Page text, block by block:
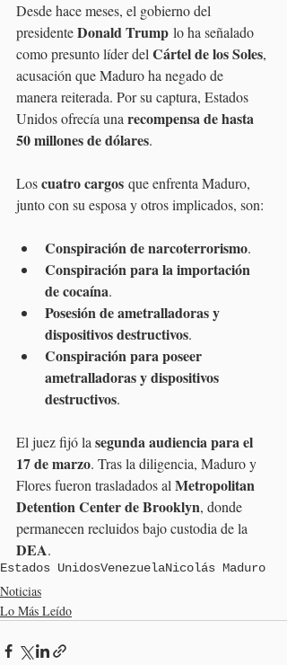
Desde hace meses, el gobierno del
presidente Donald Trump lo ha señalado
como presunto líder del Cártel de los Soles,
acusación que Maduro ha negado de
manera reiterada. Por su captura, Estados
Unidos ofrecía una recompensa de hasta
50 millones de dólares.
Los cuatro cargos que enfrenta Maduro,
junto con su esposa y otros implicados, son:
Conspiración de narcoterrorismo.
Conspiración para la importación
de cocaína.
Posesión de ametralladoras y
dispositivos destructivos.
Conspiración para poseer
ametralladoras y dispositivos
destructivos.
El juez fijó la segunda audiencia para el
17 de marzo. Tras la diligencia, Maduro y
Flores fueron trasladados al Metropolitan
Detention Center de Brooklyn, donde
permanecen recluidos bajo custodia de la
DEA.
Estados UnidosVenezuelaNicolás Maduro
Noticias
Lo Más Leído